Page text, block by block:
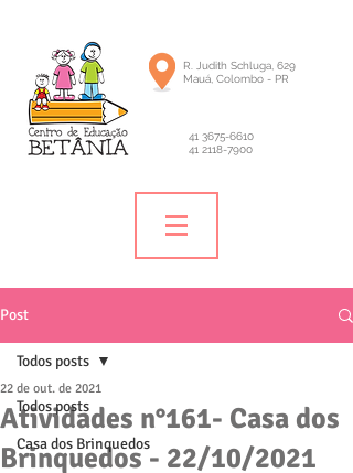
R. Judith Schluga, 629
Mauá, Colombo - PR
41 3675-6610
41 2118-7900
Post
Todos posts
Casa dos Brinquedos
Todos posts
Atividades n°161- Casa dos
Brinquedos - 22/10/2021
22 de out. de 2021